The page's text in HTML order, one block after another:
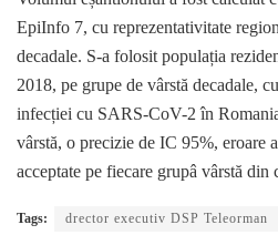
EpiInfo 7, cu reprezentativitate
decadale. S-a folosit populația
2018, pe grupe de vârstă decadale,
infecției cu SARS-CoV-2 în
vârstă, o precizie de IC 95%, eroare
acceptate pe fiecare grupâ vârstă
Tags: drector executiv DSP Teleorman